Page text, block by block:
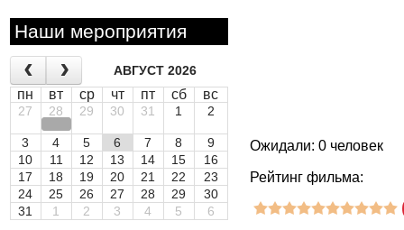
Наши мероприятия
АВГУСТ 2026
пн вт ср чт пт сб вс
27 28 29 30 31 1 2
3 4 5 6 7 8
9
10
11 12 13 14 15
16
17
18 19 20 21 22
23
24
25 26 27 28 29
30
31
1 2 3 4 5 6
Ожидали: 0 человек
Рейтинг фильма: